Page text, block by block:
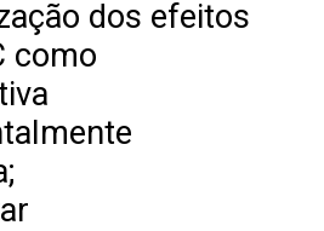
dos efeitos
como